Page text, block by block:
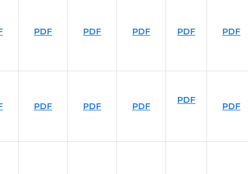
PDF PDF PDF PDF PDF
PDF PDF PDF
PDF
PDF